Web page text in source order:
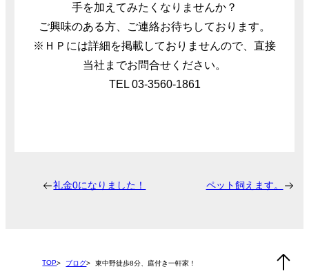
手を加えてみたくなりませんか？
ご興味のある方、ご連絡お待ちしております。
※ＨＰには詳細を掲載しておりませんので、直接
当社までお問合せください。
TEL 03-3560-1861
礼金0になりました！ ペット飼えます。
TOP ブログ 東中野徒歩8分、庭付き一軒家！